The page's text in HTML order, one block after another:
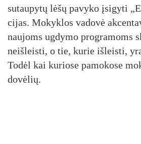
su­tau­py­tų lė­šų pa­vy­ko įsi­gy­ti
ci­jas. Mo­kyk­los va­do­vė
nau­joms ug­dy­mo pro­gra­moms
neiš­leis­ti, o tie, ku­rie iš­leis­ti,
To­dėl kai ku­rio­se pa­mo­ko­se
do­vė­lių.